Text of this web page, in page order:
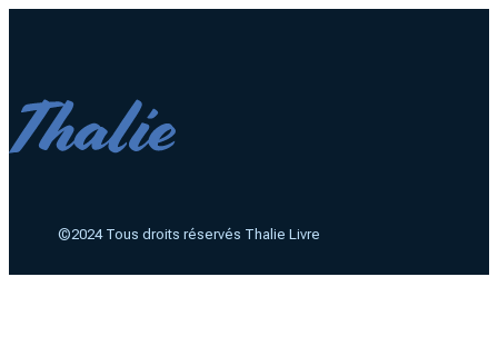
©2024 Tous droits réservés Thalie Livre